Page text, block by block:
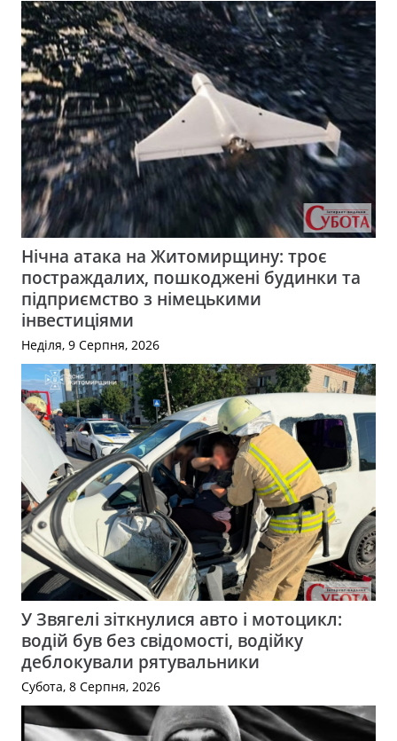
Нічна атака на Житомирщину: троє
постраждалих, пошкоджені будинки та
підприємство з німецькими
інвестиціями
Неділя, 9 Серпня, 2026
У Звягелі зіткнулися авто і мотоцикл:
водій був без свідомості, водійку
деблокували рятувальники
Субота, 8 Серпня, 2026